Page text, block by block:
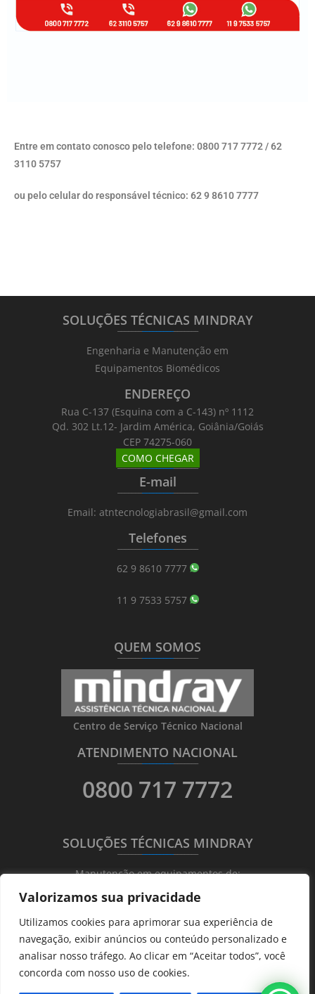
Valorizamos sua privacidade
Utilizamos cookies para aprimorar sua experiência de
navegação, exibir anúncios ou conteúdo personalizado e
analisar nosso tráfego. Ao clicar em “Aceitar todos”, você
concorda com nosso uso de cookies.
Entre em contato conosco pelo telefone: 0800 717 7772 / 62
3110 5757
ou pelo celular do responsável técnico: 62 9 8610 7777
SOLUÇÕES TÉCNICAS MINDRAY
_______________________
Engenharia e Manutenção em
Equipamentos Biomédicos
ENDEREÇO
Rua C-137 (Esquina com a C-143) nº 1112
Qd. 302 Lt.12- Jardim América, Goiânia/Goiás
CEP 74275-060
COMO CHEGAR
_______________________
E-mail
_______________________
Email: atntecnologiabrasil@gmail.com
Telefones
_______________________
62 9 8610 7777
11 9 7533 5757
QUEM SOMOS
_______________________
Centro de Serviço Técnico Nacional
ATENDIMENTO NACIONAL
_______________________
0800 717 7772
SOLUÇÕES TÉCNICAS MINDRAY
_______________________
Manutenção em equipamentos de:
Ultrassonografia
Ecocardiografia
Transdutores
Hematológicos